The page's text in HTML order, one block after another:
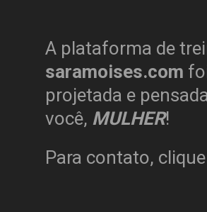
A plataforma de
saramoises.com
projetada e
você, MULHER!
Para contato, clique